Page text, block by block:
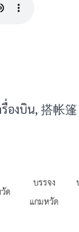
องบิน, 搭帐